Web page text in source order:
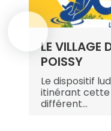
LE VILLAGE
POISSY
Le dispositif
itinérant cette
différent...